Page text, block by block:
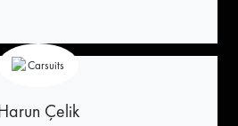
Çelik